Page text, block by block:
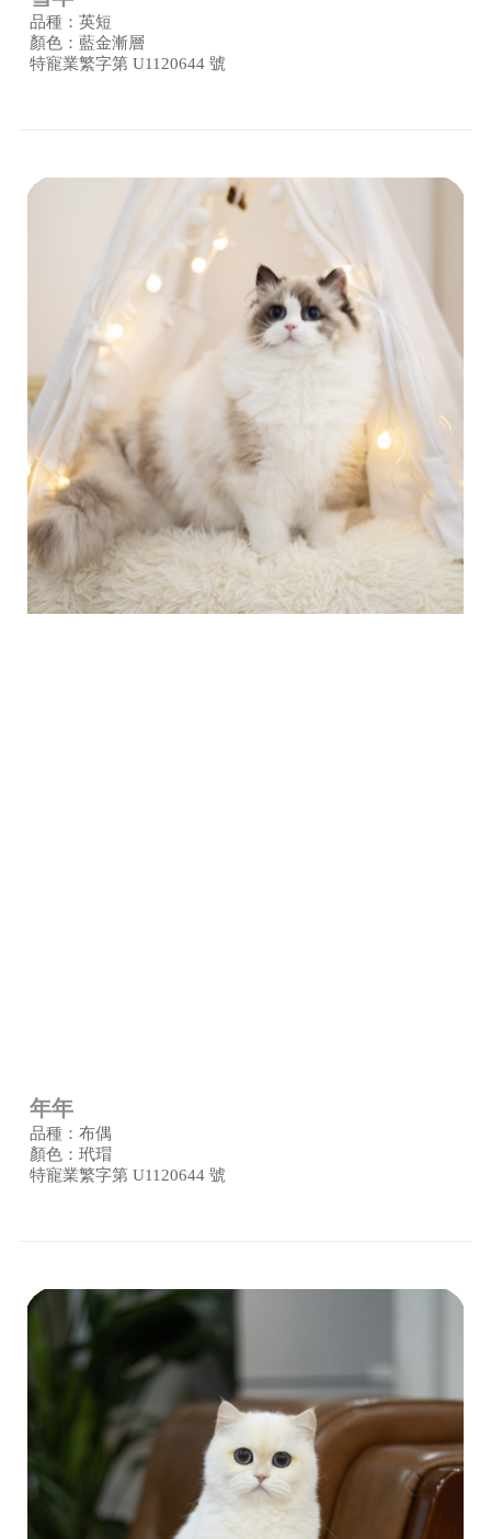
品種：英短
顏色：藍金漸層
特寵業繁字第 U1120644 號
年年
品種：布偶
顏色：玳瑁
特寵業繁字第 U1120644 號